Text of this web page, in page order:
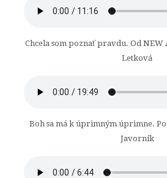
Chcela som poznať pravdu. Od NEW
Letková
Boh sa má k úprimným úprimne.
Javorník